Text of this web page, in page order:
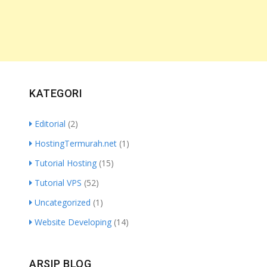
KATEGORI
Editorial (2)
HostingTermurah.net (1)
Tutorial Hosting (15)
Tutorial VPS (52)
Uncategorized (1)
Website Developing (14)
ARSIP BLOG